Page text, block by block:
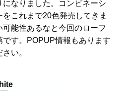
になりました。コンビネーシ
これまで20色発売してきま
能性あるなと今回のローフ
です。POPUP情報もあります
い。